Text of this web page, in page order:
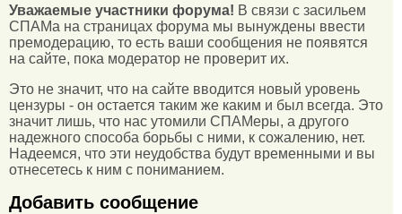
Уважаемые участники форума! В связи с засильем
СПАМа на страницах форума мы вынуждены ввести
премодерацию, то есть ваши сообщения не появятся
на сайте, пока модератор не проверит их.
Это не значит, что на сайте вводится новый уровень
цензуры - он остается таким же каким и был всегда. Это
значит лишь, что нас утомили СПАМеры, а другого
надежного способа борьбы с ними, к сожалению, нет.
Надеемся, что эти неудобства будут временными и вы
отнесетесь к ним с пониманием.
Добавить сообщение